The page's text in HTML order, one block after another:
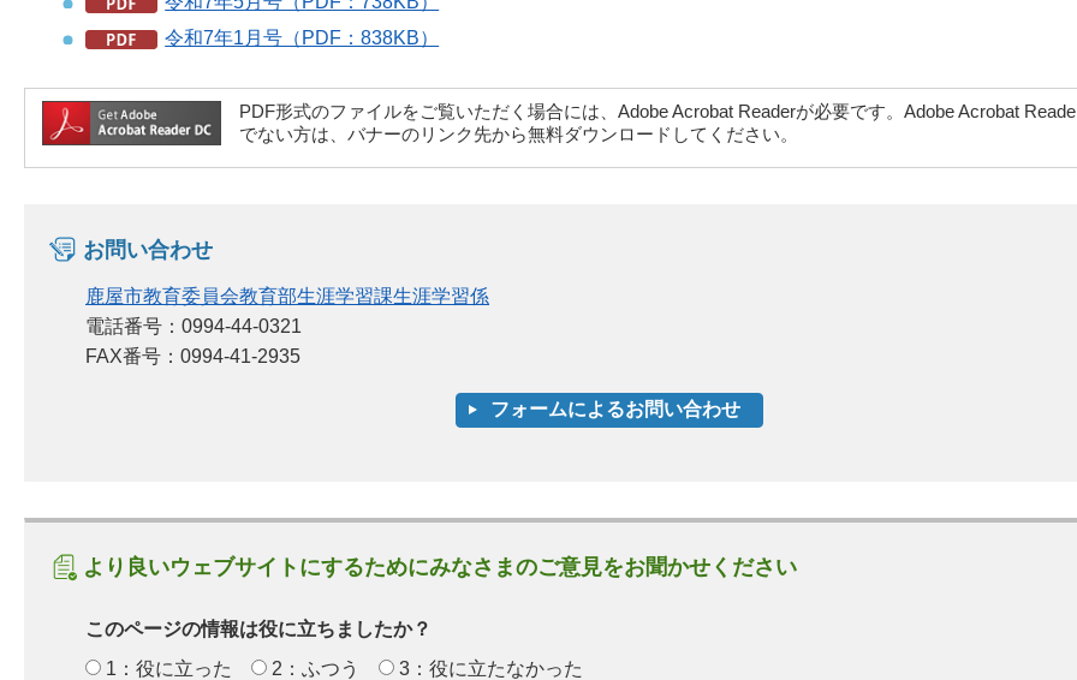
令和7年1月号（PDF：838KB）
PDF形式のファイルをご覧いただく場合には、Adobe Acrobat Readerが必要です。Adobe Acrobat
でない方は、バナーのリンク先から無料ダウンロードしてください。
お問い合わせ
鹿屋市教育委員会教育部生涯学習課生涯学習係
電話番号：0994-44-0321
FAX番号：0994-41-2935
より良いウェブサイトにするためにみなさまのご意見をお聞かせください
このページの情報は役に立ちましたか？
1：役に立った
2：ふつう 3：役に立たなかった